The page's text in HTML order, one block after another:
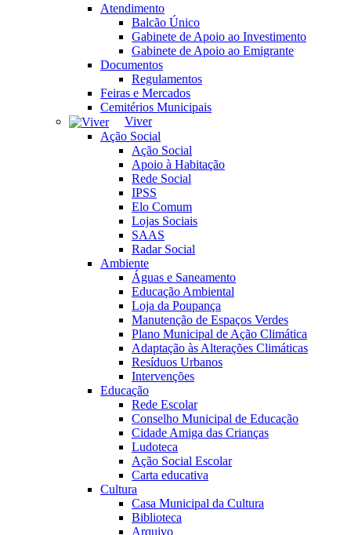
Atendimento
Balcão Único
Gabinete de Apoio ao Investimento
Gabinete de Apoio ao Emigrante
Documentos
Regulamentos
Feiras e Mercados
Cemitérios Municipais
Viver
Ação Social
Ação Social
Apoio à Habitação
Rede Social
IPSS
Elo Comum
Lojas Sociais
SAAS
Radar Social
Ambiente
Águas e Saneamento
Educação Ambiental
Loja da Poupança
Manutenção de Espaços Verdes
Plano Municipal de Ação Climática
Adaptação às Alterações Climáticas
Resíduos Urbanos
Intervenções
Educação
Rede Escolar
Conselho Municipal de Educação
Cidade Amiga das Crianças
Ludoteca
Ação Social Escolar
Carta educativa
Cultura
Casa Municipal da Cultura
Biblioteca
Arquivo